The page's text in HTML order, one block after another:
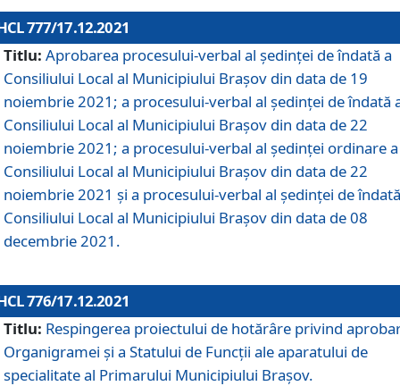
777/17.12.2021
Titlu: Aprobarea procesului-verbal al şedinţei de îndată a
Consiliului Local al Municipiului Braşov din data de 19
noiembrie 2021; a procesului-verbal al şedinţei de îndată
Consiliului Local al Municipiului Braşov din data de 22
noiembrie 2021; a procesului-verbal al şedinţei ordinare a
Consiliului Local al Municipiului Braşov din data de 22
noiembrie 2021 și a procesului-verbal al şedinţei de
Consiliului Local al Municipiului Braşov din data de 08
decembrie 2021.
776/17.12.2021
Titlu: Respingerea proiectului de hotărâre privind
Organigramei şi a Statului de Funcţii ale aparatului de
specialitate al Primarului Municipiului Braşov.